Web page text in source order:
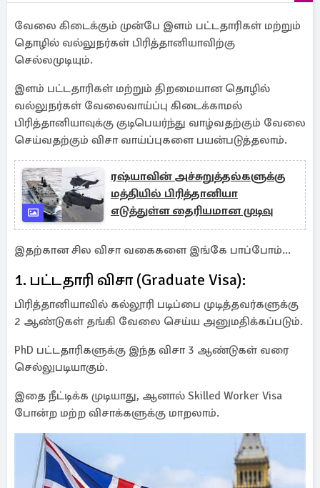
வேலை கிடைக்கும் முன்பே இளம் பட்டதாரிகள் மற்றும்
தொழில் வல்லுநர்கள் பிரித்தானியாவிற்கு
செல்லமுடியும்.
இளம் பட்டதாரிகள் மற்றும் திறமையான தொழில்
வல்லுநர்கள் வேலைவாய்ப்பு கிடைக்காமல்
பிரித்தானியாவுக்கு குடிபெயர்ந்து வாழ்வதற்கும் வேலை
செய்வதற்கும் விசா வாய்ப்புகளை பயன்படுத்தலாம்.
ரஷ்யாவின் அச்சுறுத்தல்களுக்கு
மத்தியில் பிரித்தானியா
எடுத்துள்ள தைரியமான முடிவு
இதற்கான சில விசா வகைகளை இங்கே பாப்போம்...
1. பட்டதாரி விசா (Graduate Visa):
பிரித்தானியாவில் கல்லூரி படிப்பை முடித்தவர்களுக்கு
2 ஆண்டுகள் தங்கி வேலை செய்ய அனுமதிக்கப்படும்.
PhD பட்டதாரிகளுக்கு இந்த விசா 3 ஆண்டுகள் வரை
செல்லுபடியாகும்.
இதை நீட்டிக்க முடியாது, ஆனால் Skilled Worker Visa
போன்ற மற்ற விசாக்களுக்கு மாறலாம்.